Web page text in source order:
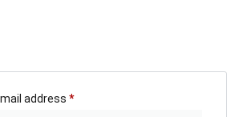
address *